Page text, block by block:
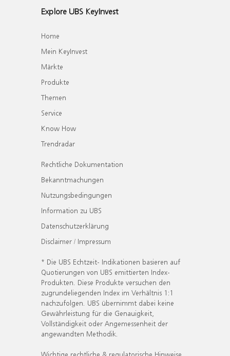
Explore UBS KeyInvest
Home
Mein KeyInvest
Märkte
Produkte
Themen
Service
Know How
Trendradar
Rechtliche Dokumentation
Bekanntmachungen
Nutzungsbedingungen
Information zu UBS
Datenschutzerklärung
Disclaimer / Impressum
* Die UBS Echtzeit- Indikationen basieren auf
Quotierungen von UBS emittierten Index-
Produkten. Diese Produkte versuchen den
zugrundeliegenden Index im Verhältnis 1:1
nachzufolgen. UBS übernimmt dabei keine
Gewährleistung für die Genauigkeit,
Vollständigkeit oder Angemessenheit der
angewandten Methodik.